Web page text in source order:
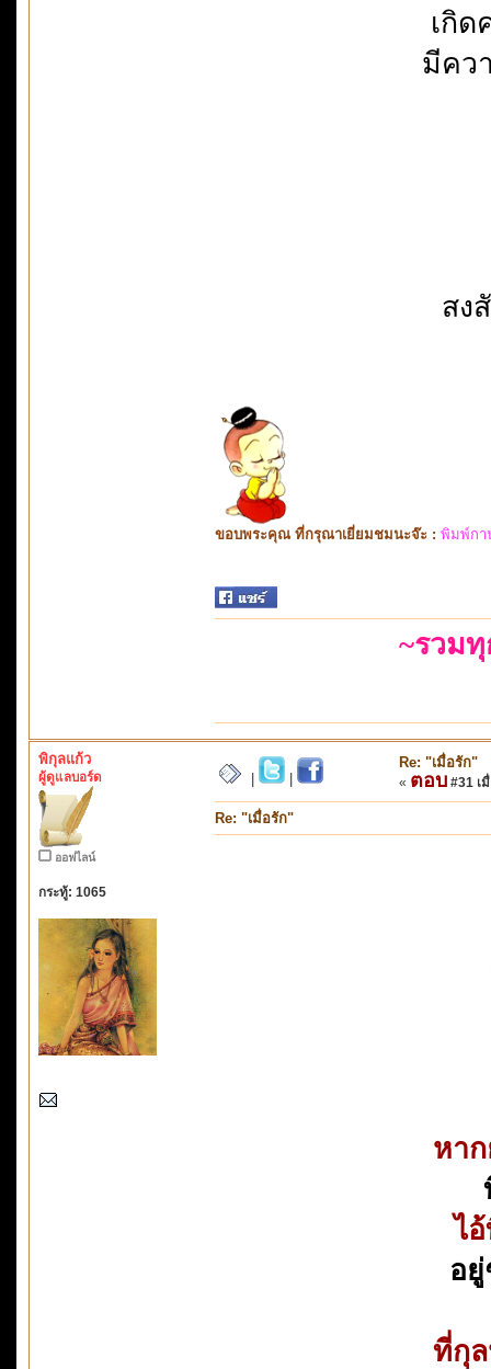
เกิด
มีคว
สง
ขอบพระคุณ ที่กรุณาเยี่ยมชมนะจ๊ะ : พิมพ์กา
~รวม
พิกุลแก้ว
ผู้ดูแลบอร์ด
ออฟไลน์
กระทู้: 1065
Re: "เมื่อรัก"
« ตอบ #31 เ
Re: "เมื่อรัก"
หา
ไ
อ
ที่กุล